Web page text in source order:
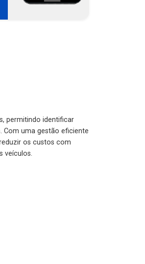
permitindo identificar
Com uma gestão eficiente
os custos com
veículos.